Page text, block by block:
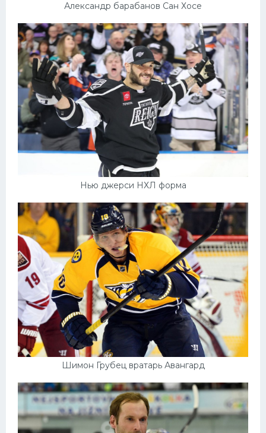
Александр барабанов Сан Хосе
Нью джерси НХЛ форма
Шимон Грубец вратарь Авангард